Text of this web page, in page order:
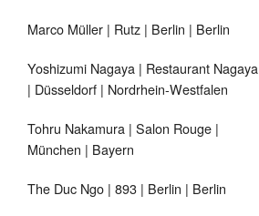
Marco Müller | Rutz | Berlin | Berlin
Yoshizumi Nagaya | Restaurant Nagaya
| Düsseldorf | Nordrhein-Westfalen
Tohru Nakamura | Salon Rouge |
München | Bayern
The Duc Ngo | 893 | Berlin | Berlin